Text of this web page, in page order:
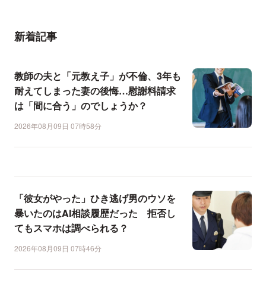
新着記事
教師の夫と「元教え子」が不倫、3年も
耐えてしまった妻の後悔…慰謝料請求
は「間に合う」のでしょうか？
2026年08月09日 07時58分
「彼女がやった」ひき逃げ男のウソを
暴いたのはAI相談履歴だった 拒否し
てもスマホは調べられる？
2026年08月09日 07時46分